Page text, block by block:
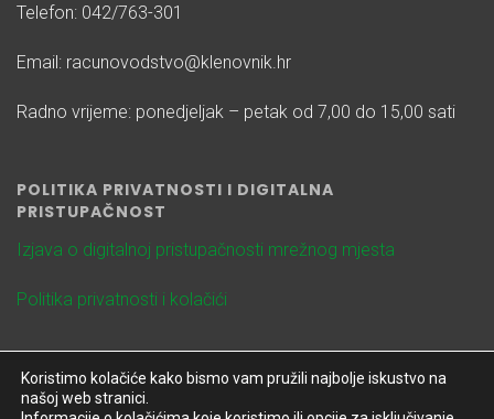
Telefon: 042/763-301
Email: racunovodstvo@klenovnik.hr
Radno vrijeme: ponedjeljak – petak od 7,00 do 15,00 sati
POLITIKA PRIVATNOSTI I DIGITALNA
PRISTUPAČNOST
Izjava o digitalnoj pristupačnosti mrežnog mjesta
Politika privatnosti i kolačići
Koristimo kolačiće kako bismo vam pružili najbolje iskustvo na
našoj web stranici.